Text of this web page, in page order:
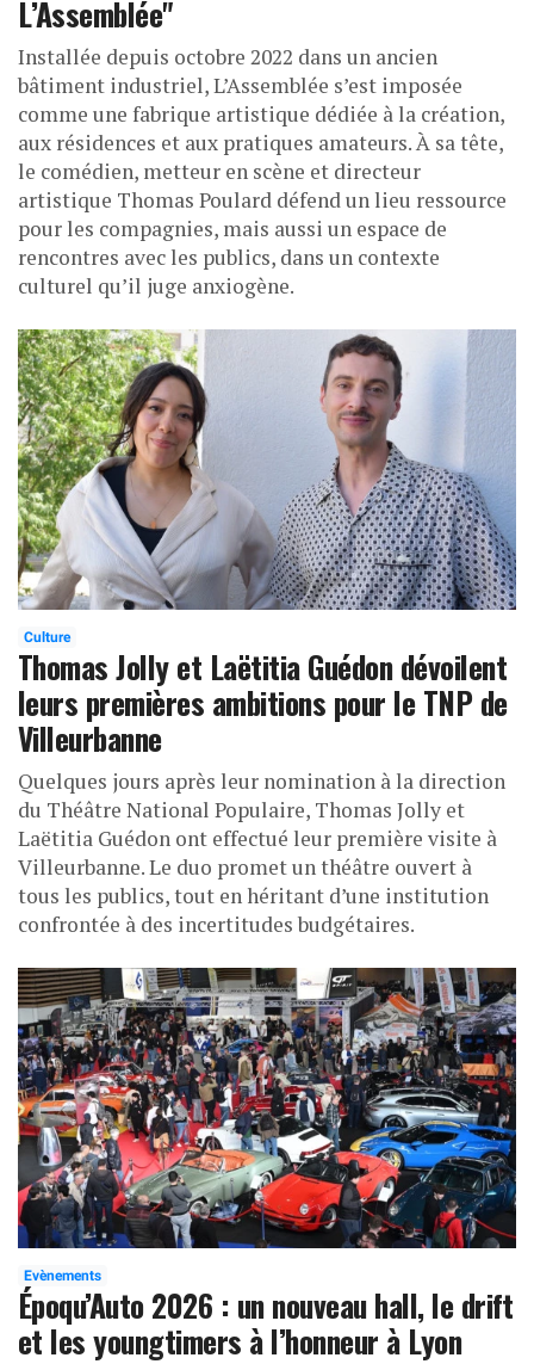
L’Assemblée"
Installée depuis octobre 2022 dans un ancien
bâtiment industriel, L’Assemblée s’est imposée
comme une fabrique artistique dédiée à la création,
aux résidences et aux pratiques amateurs. À sa tête,
le comédien, metteur en scène et directeur
artistique Thomas Poulard défend un lieu ressource
pour les compagnies, mais aussi un espace de
rencontres avec les publics, dans un contexte
culturel qu’il juge anxiogène.
Culture
Thomas Jolly et Laëtitia Guédon dévoilent
leurs premières ambitions pour le TNP de
Villeurbanne
Quelques jours après leur nomination à la direction
du Théâtre National Populaire, Thomas Jolly et
Laëtitia Guédon ont effectué leur première visite à
Villeurbanne. Le duo promet un théâtre ouvert à
tous les publics, tout en héritant d’une institution
confrontée à des incertitudes budgétaires.
Evènements
Époqu’Auto 2026 : un nouveau hall, le drift
et les youngtimers à l’honneur à Lyon